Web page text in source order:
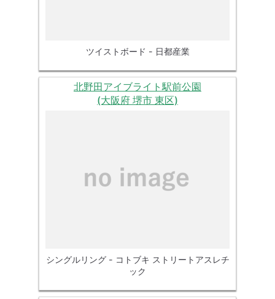
ツイストボード - 日都産業
北野田アイブライト駅前公園
(大阪府 堺市 東区)
シングルリング - コトブキ ストリートアスレチ
ック